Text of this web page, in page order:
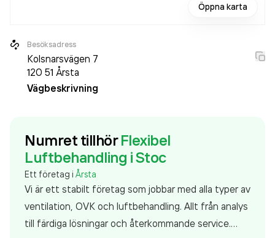
Öppna karta
Besöksadress
Kolsnarsvägen 7
120 51 Årsta
Vägbeskrivning
Numret tillhör Flexibel
Luftbehandling i Stoc
Ett företag i Årsta
Vi är ett stabilt företag som jobbar med alla typer av
ventilation, OVK och luftbehandling. Allt från analys
till färdiga lösningar och återkommande service.